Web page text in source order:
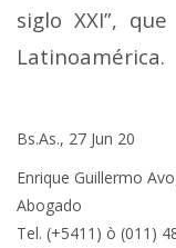
siglo XXI”,
Latinoamérica.
Bs.As., 27 Jun 20
Enrique Guillermo
Abogado
Tel. (+5411) ò (011)